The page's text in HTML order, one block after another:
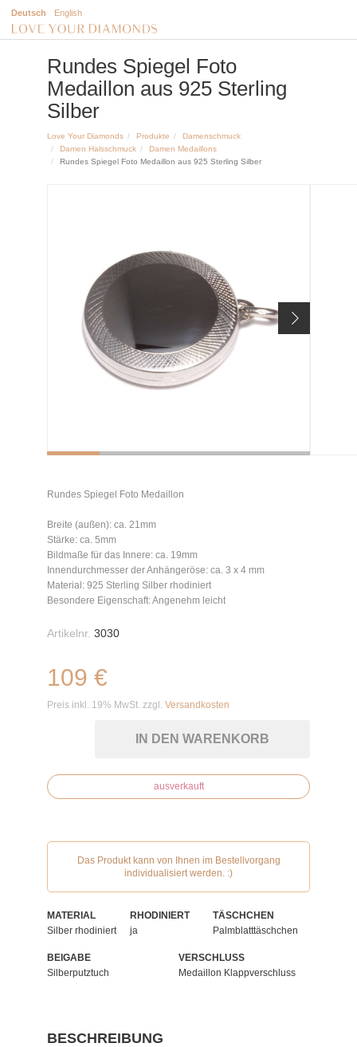
Deutsch English
Rundes Spiegel Foto
Medaillon aus 925 Sterling
Silber
Love Your Diamonds Produkte
Damenschmuck
Damen Halsschmuck
Damen Medaillons
Rundes Spiegel Foto Medaillon aus 925 Sterling Silber
Rundes Spiegel Foto Medaillon
Breite (außen): ca. 21mm
Stärke: ca. 5mm
Bildmaße für das Innere: ca. 19mm
Innendurchmesser der Anhängeröse: ca. 3 x 4 mm
Material: 925 Sterling Silber rhodiniert
Besondere Eigenschaft: Angenehm leicht
Artikelnr. 3030
109 €
Preis inkl. 19% MwSt. zzgl. Versandkosten
IN DEN WARENKORB
ausverkauft
Das Produkt kann von Ihnen im Bestellvorgang
individualisiert werden. :)
MATERIAL
Silber rhodiniert
RHODINIERT
ja
TÄSCHCHEN
Palmblatttäschchen
BEIGABE
Silberputztuch
VERSCHLUSS
Medaillon Klappverschluss
BESCHREIBUNG